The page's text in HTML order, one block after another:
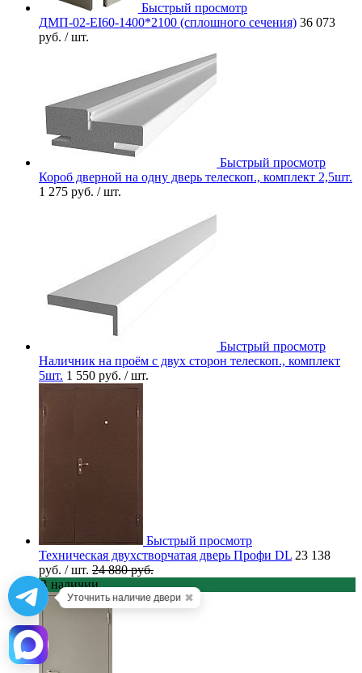
Быстрый просмотр
ДМП-02-EI60-1400*2100 (сплошного сечения) 36 073
руб. / шт.
Быстрый просмотр
Короб дверной на одну дверь телескоп., комплект 2,5шт.
1 275 руб. / шт.
Быстрый просмотр
Наличник на проём с двух сторон телескоп., комплект
5шт. 1 550 руб. / шт.
Быстрый просмотр
Техническая двухстворчатая дверь Профи DL 23 138
руб. / шт. 24 880 руб.
В наличии
Уточнить наличие двери ✖